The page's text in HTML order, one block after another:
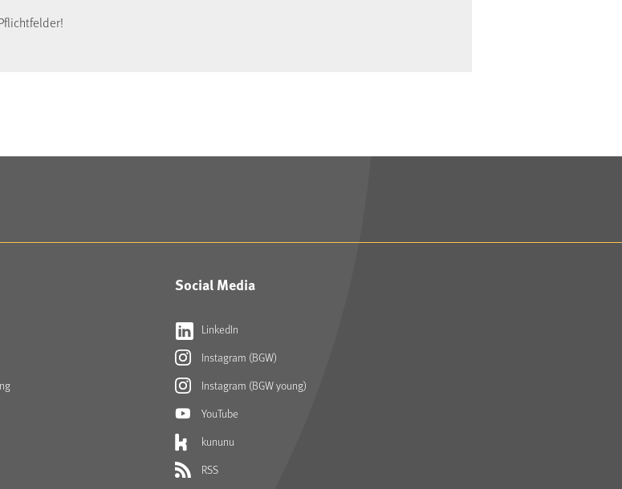
Social Media
LinkedIn
Instagram (BGW)
Instagram (BGW young)
YouTube
kununu
RSS